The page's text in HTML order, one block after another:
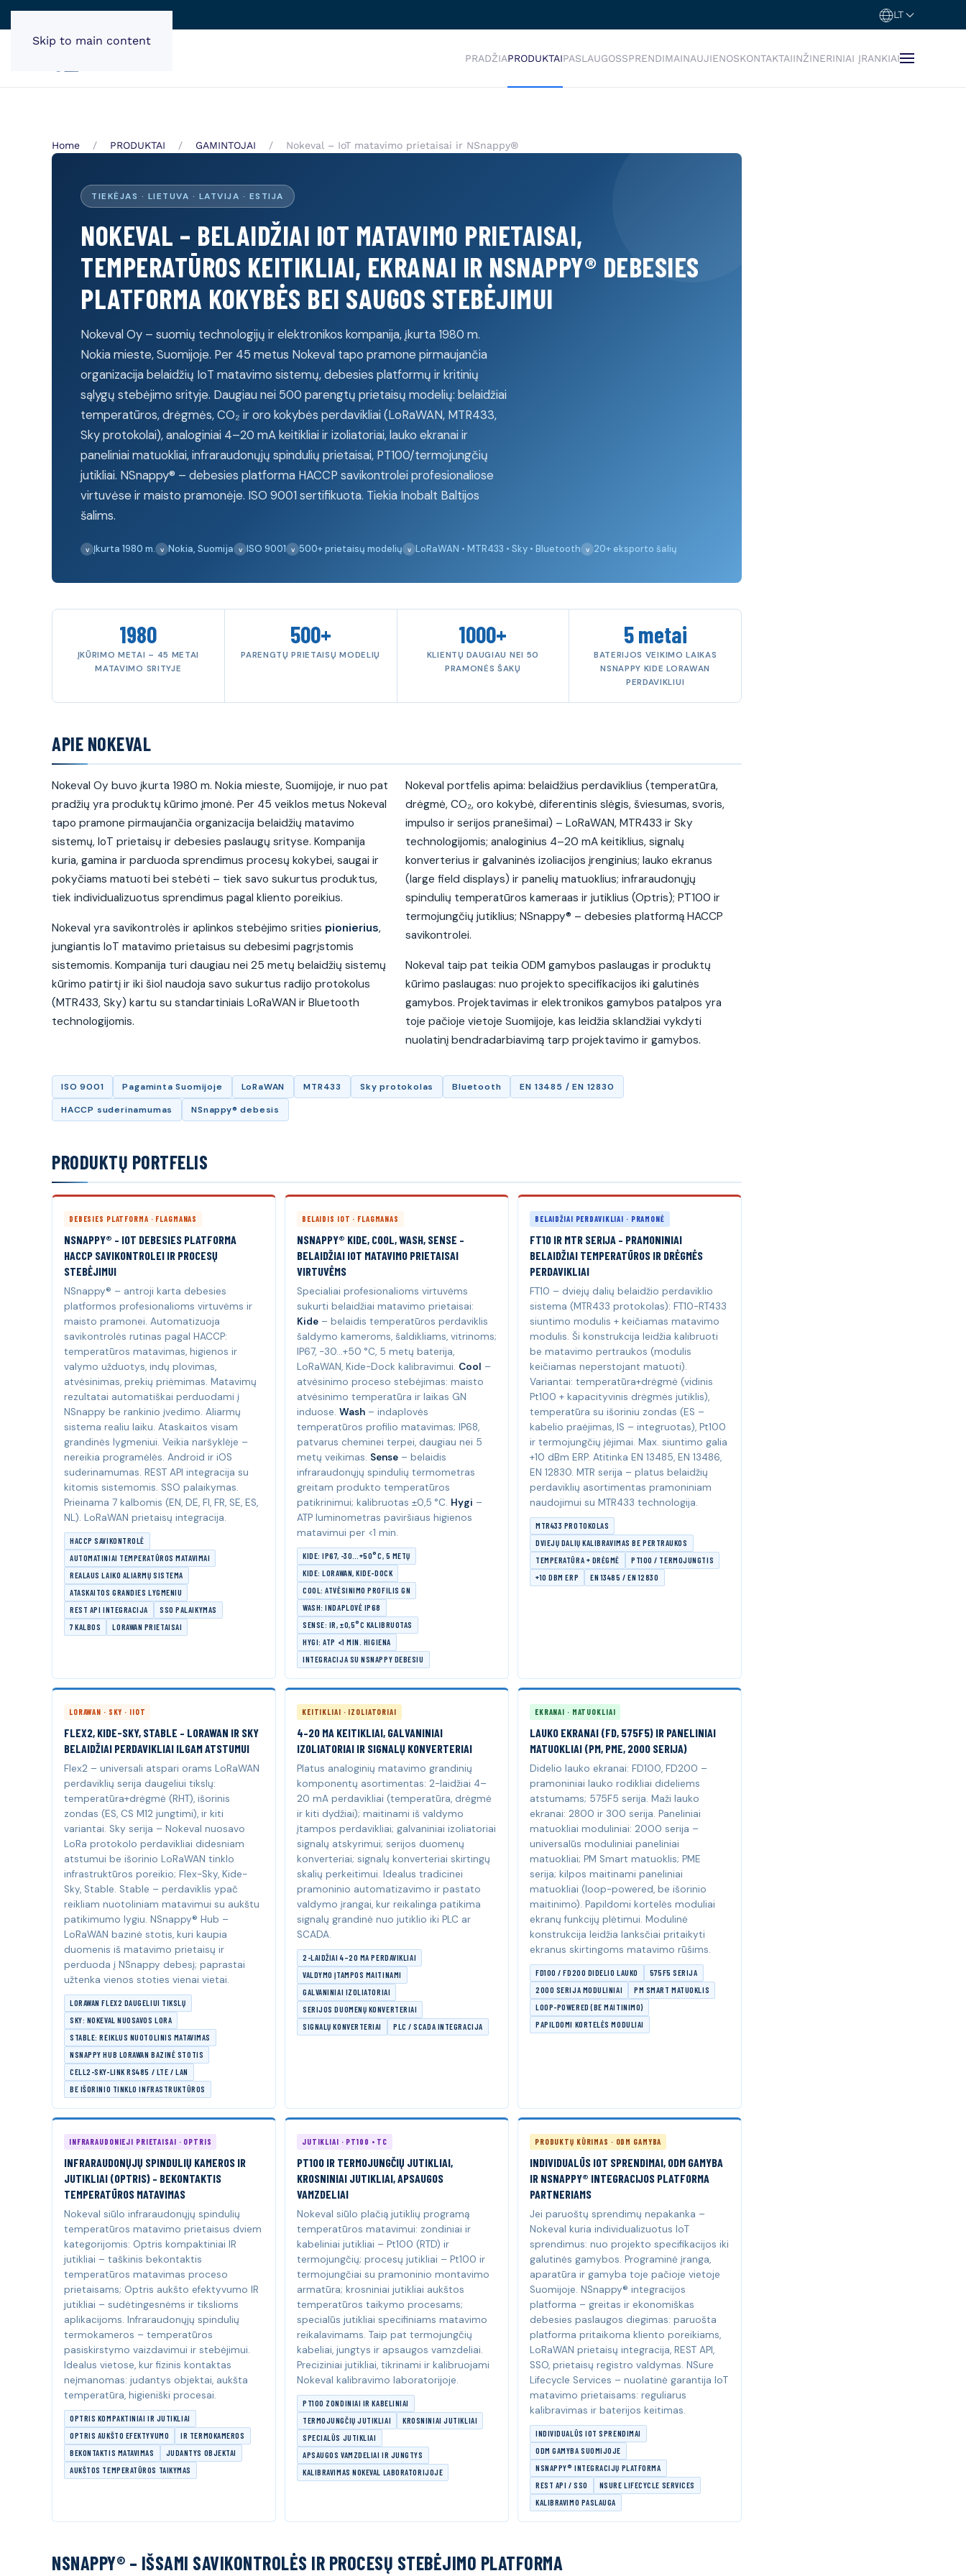
Skip to main content
LT
PRADŽIAPRODUKTAIPASLAUGOSSPRENDIMAINAUJIENOSKONTAKTAIINŽINERINIAI ĮRANKIAI
Home PRODUKTAI GAMINTOJAI Nokeval – IoT matavimo prietaisai ir NSnappy®
TIEKĖJAS · LIETUVA · LATVIJA · ESTIJA
NOKEVAL – BELAIDŽIAI IOT MATAVIMO PRIETAISAI,
TEMPERATŪROS KEITIKLIAI, EKRANAI IR NSNAPPY® DEBESIES
PLATFORMA KOKYBĖS BEI SAUGOS STEBĖJIMUI
Nokeval Oy – suomių technologijų ir elektronikos kompanija, įkurta 1980 m.
Nokia mieste, Suomijoje. Per 45 metus Nokeval tapo pramone pirmaujančia
organizacija belaidžių IoT matavimo sistemų, debesies platformų ir kritinių
sąlygų stebėjimo srityje. Daugiau nei 500 parengtų prietaisų modelių: belaidžiai
temperatūros, drėgmės, CO₂ ir oro kokybės perdavikliai (LoRaWAN, MTR433,
Sky protokolai), analoginiai 4–20 mA keitikliai ir izoliatoriai, lauko ekranai ir
paneliniai matuokliai, infraraudonųjų spindulių prietaisai, PT100/termojungčių
jutikliai. NSnappy® – debesies platforma HACCP savikontrolei profesionaliose
virtuvėse ir maisto pramonėje. ISO 9001 sertifikuota. Tiekia Inobalt Baltijos
šalims.
Įkurta 1980 m. Nokia, Suomija ISO 9001 500+ prietaisų modelių LoRaWAN • MTR433 • Sky • Bluetooth 20+ eksporto šalių
1980
ĮKŪRIMO METAI – 45 METAI
MATAVIMO SRITYJE
500+
PARENGTŲ PRIETAISŲ MODELIŲ
1000+
KLIENTŲ DAUGIAU NEI 50
PRAMONĖS ŠAKŲ
5 metai
BATERIJOS VEIKIMO LAIKAS
NSNAPPY KIDE LORAWAN
PERDAVIKLIUI
APIE NOKEVAL
Nokeval Oy buvo įkurta 1980 m. Nokia mieste, Suomijoje, ir nuo pat
pradžių yra produktų kūrimo įmonė. Per 45 veiklos metus Nokeval
tapo pramone pirmaujančia organizacija belaidžių matavimo
sistemų, IoT prietaisų ir debesies paslaugų srityse. Kompanija
kuria, gamina ir parduoda sprendimus procesų kokybei, saugai ir
pokyčiams matuoti bei stebėti – tiek savo sukurtus produktus,
tiek individualizuotus sprendimus pagal kliento poreikius.
Nokeval yra savikontrolės ir aplinkos stebėjimo srities pionierius,
jungiantis IoT matavimo prietaisus su debesimi pagrįstomis
sistemomis. Kompanija turi daugiau nei 25 metų belaidžių sistemų
kūrimo patirtį ir iki šiol naudoja savo sukurtus radijo protokolus
(MTR433, Sky) kartu su standartiniais LoRaWAN ir Bluetooth
technologijomis.
Nokeval portfelis apima: belaidžius perdaviklius (temperatūra,
drėgmė, CO₂, oro kokybė, diferentinis slėgis, šviesumas, svoris,
impulso ir serijos pranešimai) – LoRaWAN, MTR433 ir Sky
technologijomis; analoginius 4–20 mA keitiklius, signalų
konverterius ir galvaninės izoliacijos įrenginius; lauko ekranus
(large field displays) ir panelių matuoklius; infraraudonųjų
spindulių temperatūros kameraas ir jutiklius (Optris); PT100 ir
termojungčių jutiklius; NSnappy® – debesies platformą HACCP
savikontrolei.
Nokeval taip pat teikia ODM gamybos paslaugas ir produktų
kūrimo paslaugas: nuo projekto specifikacijos iki galutinės
gamybos. Projektavimas ir elektronikos gamybos patalpos yra
toje pačioje vietoje Suomijoje, kas leidžia sklandžiai vykdyti
nuolatinį bendradarbiavimą tarp projektavimo ir gamybos.
ISO 9001 Pagaminta Suomijoje LoRaWAN MTR433 Sky protokolas Bluetooth
EN 13485 / EN 12830
HACCP suderinamumas
NSnappy® debesis
PRODUKTŲ PORTFELIS
DEBESIES PLATFORMA · FLAGMANAS
NSNAPPY® – IOT DEBESIES PLATFORMA
HACCP SAVIKONTROLEI IR PROCESŲ
STEBĖJIMUI
NSnappy® – antroji karta debesies
platformos profesionalioms virtuvėms ir
maisto pramonei. Automatizuoja
savikontrolės rutinas pagal HACCP:
temperatūros matavimas, higienos ir
valymo užduotys, indų plovimas,
atvėsinimas, prekių priėmimas. Matavimų
rezultatai automatiškai perduodami į
NSnappy be rankinio įvedimo. Aliarmų
sistema realiu laiku. Ataskaitos visam
grandinės lygmeniui. Veikia naršyklėje –
nereikia programėlės. Android ir iOS
suderinamumas. REST API integracija su
kitomis sistemomis. SSO palaikymas.
Prieinama 7 kalbomis (EN, DE, FI, FR, SE, ES,
NL). LoRaWAN prietaisų integracija.
HACCP SAVIKONTROLĖ
AUTOMATINIAI TEMPERATŪROS MATAVIMAI
REALAUS LAIKO ALIARMŲ SISTEMA
ATASKAITOS GRANDIES LYGMENIU
REST API INTEGRACIJA
SSO PALAIKYMAS
7 KALBOS
LORAWAN PRIETAISAI
BELAIDIS IOT · FLAGMANAS
NSNAPPY® KIDE, COOL, WASH, SENSE –
BELAIDŽIAI IOT MATAVIMO PRIETAISAI
VIRTUVĖMS
Specialiai profesionalioms virtuvėms
sukurti belaidžiai matavimo prietaisai:
Kide – belaidis temperatūros perdaviklis
šaldymo kameroms, šaldikliams, vitrinoms;
IP67, −30…+50 °C, 5 metų baterija,
LoRaWAN, Kide-Dock kalibravimui. Cool –
atvėsinimo proceso stebėjimas: maisto
atvėsinimo temperatūra ir laikas GN
induose. Wash – indaplovės
temperatūros profilio matavimas; IP68,
patvarus cheminei terpei, daugiau nei 5
metų veikimas. Sense – belaidis
infraraudonųjų spindulių termometras
greitam produkto temperatūros
patikrinimui; kalibruotas ±0,5 °C. Hygi –
ATP luminometras paviršiaus higienos
matavimui per <1 min.
KIDE: IP67, -30…+50°C, 5 METŲ
KIDE: LORAWAN, KIDE-DOCK
COOL: ATVĖSINIMO PROFILIS GN
WASH: INDAPLOVĖ IP68
SENSE: IR, ±0,5°C KALIBRUOTAS
HYGI: ATP <1 MIN. HIGIENA
INTEGRACIJA SU NSNAPPY DEBESIU
BELAIDŽIAI PERDAVIKLIAI · PRAMONĖ
FT10 IR MTR SERIJA – PRAMONINIAI
BELAIDŽIAI TEMPERATŪROS IR DRĖGMĖS
PERDAVIKLIAI
FT10 – dviejų dalių belaidžio perdaviklio
sistema (MTR433 protokolas): FT10-RT433
siuntimo modulis + keičiamas matavimo
modulis. Ši konstrukcija leidžia kalibruoti
be matavimo pertraukos (modulis
keičiamas neperstojant matuoti).
Variantai: temperatūra+drėgmė (vidinis
Pt100 + kapacityvinis drėgmės jutiklis),
temperatūra su išoriniu zondas (ES –
kabelio praėjimas, IS – integruotas), Pt100
ir termojungčių įėjimai. Max. siuntimo galia
+10 dBm ERP. Atitinka EN 13485, EN 13486,
EN 12830. MTR serija – platus belaidžių
perdaviklių asortimentas pramoniniam
naudojimui su MTR433 technologija.
MTR433 PROTOKOLAS
DVIEJŲ DALIŲ KALIBRAVIMAS BE PERTRAUKOS
TEMPERATŪRA + DRĖGMĖ
PT100 / TERMOJUNGTIS
+10 DBM ERP
EN 13485 / EN 12830
LORAWAN · SKY · IIOT
FLEX2, KIDE-SKY, STABLE – LORAWAN IR SKY
BELAIDŽIAI PERDAVIKLIAI ILGAM ATSTUMUI
Flex2 – universali atspari orams LoRaWAN
perdaviklių serija daugeliui tikslų:
temperatūra+drėgmė (RHT), išorinis
zondas (ES, CS M12 jungtimi), ir kiti
variantai. Sky serija – Nokeval nuosavo
LoRa protokolo perdavikliai didesniam
atstumui be išorinio LoRaWAN tinklo
infrastruktūros poreikio; Flex-Sky, Kide-
Sky, Stable. Stable – perdaviklis ypač
reikliam nuotoliniam matavimui su aukštu
patikimumo lygiu. NSnappy® Hub –
LoRaWAN bazinė stotis, kuri kaupia
duomenis iš matavimo prietaisų ir
perduoda į NSnappy debesį; paprastai
užtenka vienos stoties vienai vietai.
LORAWAN FLEX2 DAUGELIUI TIKSLŲ
SKY: NOKEVAL NUOSAVOS LORA
STABLE: REIKLUS NUOTOLINIS MATAVIMAS
NSNAPPY HUB LORAWAN BAZINĖ STOTIS
CELL2-SKY-LINK RS485 / LTE / LAN
BE IŠORINIO TINKLO INFRASTRUKTŪROS
KEITIKLIAI · IZOLIATORIAI
4–20 MA KEITIKLIAI, GALVANINIAI
IZOLIATORIAI IR SIGNALŲ KONVERTERIAI
Platus analoginių matavimo grandinių
komponentų asortimentas: 2-laidžiai 4–
20 mA perdavikliai (temperatūra, drėgmė
ir kiti dydžiai); maitinami iš valdymo
įtampos perdavikliai; galvaniniai izoliatoriai
signalų atskyrimui; serijos duomenų
konverteriai; signalų konverteriai skirtingų
skalių perkeitimui. Idealus tradicinei
pramoninio automatizavimo ir pastato
valdymo įrangai, kur reikalinga patikima
signalų grandinė nuo jutiklio iki PLC ar
SCADA.
2-LAIDŽIAI 4–20 MA PERDAVIKLIAI
VALDYMO ĮTAMPOS MAITINAMI
GALVANINIAI IZOLIATORIAI
SERIJOS DUOMENŲ KONVERTERIAI
SIGNALŲ KONVERTERIAI
PLC / SCADA INTEGRACIJA
EKRANAI · MATUOKLIAI
LAUKO EKRANAI (FD, 575F5) IR PANELINIAI
MATUOKLIAI (PM, PME, 2000 SERIJA)
Didelio lauko ekranai: FD100, FD200 –
pramoniniai lauko rodikliai dideliems
atstumams; 575F5 serija. Maži lauko
ekranai: 2800 ir 300 serija. Paneliniai
matuokliai moduliniai: 2000 serija –
universalūs moduliniai paneliniai
matuokliai; PM Smart matuoklis; PME
serija; kilpos maitinami paneliniai
matuokliai (loop-powered, be išorinio
maitinimo). Papildomi kortelės moduliai
ekranų funkcijų plėtimui. Modulinė
konstrukcija leidžia lanksčiai pritaikyti
ekranus skirtingoms matavimo rūšims.
FD100 / FD200 DIDELIO LAUKO
575F5 SERIJA
2000 SERIJA MODULINIAI
PM SMART MATUOKLIS
LOOP-POWERED (BE MAITINIMO)
PAPILDOMI KORTELĖS MODULIAI
INFRARAUDONIEJI PRIETAISAI · OPTRIS
INFRARAUDONŲJŲ SPINDULIŲ KAMEROS IR
JUTIKLIAI (OPTRIS) – BEKONTAKTIS
TEMPERATŪROS MATAVIMAS
Nokeval siūlo infraraudonųjų spindulių
temperatūros matavimo prietaisus dviem
kategorijomis: Optris kompaktiniai IR
jutikliai – taškinis bekontaktis
temperatūros matavimas proceso
prietaisams; Optris aukšto efektyvumo IR
jutikliai – sudėtingesnėms ir tikslioms
aplikacijoms. Infraraudonųjų spindulių
termokameros – temperatūros
pasiskirstymo vaizdavimui ir stebėjimui.
Idealus vietose, kur fizinis kontaktas
neįmanomas: judantys objektai, aukšta
temperatūra, higieniški procesai.
OPTRIS KOMPAKTINIAI IR JUTIKLIAI
OPTRIS AUKŠTO EFEKTYVUMO
IR TERMOKAMEROS
BEKONTAKTIS MATAVIMAS
JUDANTYS OBJEKTAI
AUKŠTOS TEMPERATŪROS TAIKYMAS
JUTIKLIAI · PT100 • TC
PT100 IR TERMOJUNGČIŲ JUTIKLIAI,
KROSNINIAI JUTIKLIAI, APSAUGOS
VAMZDELIAI
Nokeval siūlo plačią jutiklių programą
temperatūros matavimui: zondiniai ir
kabeliniai jutikliai – Pt100 (RTD) ir
termojungčių; procesų jutikliai – Pt100 ir
termojungčiai su pramoninio montavimo
armatūra; krosniniai jutikliai aukštos
temperatūros taikymo procesams;
specialūs jutikliai specifiniams matavimo
reikalavimams. Taip pat termojungčių
kabeliai, jungtys ir apsaugos vamzdeliai.
Preciziniai jutikliai, tikrinami ir kalibruojami
Nokeval kalibravimo laboratorijoje.
PT100 ZONDINIAI IR KABELINIAI
TERMOJUNGČIŲ JUTIKLIAI
KROSNINIAI JUTIKLIAI
SPECIALŪS JUTIKLIAI
APSAUGOS VAMZDELIAI IR JUNGTYS
KALIBRAVIMAS NOKEVAL LABORATORIJOJE
PRODUKTŲ KŪRIMAS · ODM GAMYBA
INDIVIDUALŪS IOT SPRENDIMAI, ODM GAMYBA
IR NSNAPPY® INTEGRACIJOS PLATFORMA
PARTNERIAMS
Jei paruoštų sprendimų nepakanka –
Nokeval kuria individualizuotus IoT
sprendimus: nuo projekto specifikacijos iki
galutinės gamybos. Programinė įranga,
aparatūra ir gamyba toje pačioje vietoje
Suomijoje. NSnappy® integracijos
platforma – greitas ir ekonomiškas
debesies paslaugos diegimas: paruošta
platforma pritaikoma kliento poreikiams,
LoRaWAN prietaisų integracija, REST API,
SSO, prietaisų registro valdymas. NSure
Lifecycle Services – nuolatinė garantija IoT
matavimo prietaisams: reguliarus
kalibravimas ir baterijos keitimas.
INDIVIDUALŪS IOT SPRENDIMAI
ODM GAMYBA SUOMIJOJE
NSNAPPY® INTEGRACIJŲ PLATFORMA
REST API / SSO
NSURE LIFECYCLE SERVICES
KALIBRAVIMO PASLAUGA
NSNAPPY® – IŠSAMI SAVIKONTROLĖS IR PROCESŲ STEBĖJIMO PLATFORMA